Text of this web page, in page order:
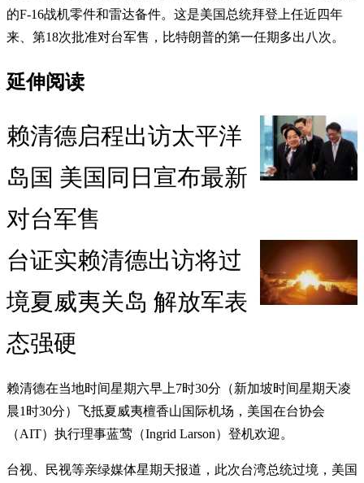
的F-16战机零件和雷达备件。这是美国总统拜登上任近四年
来、第18次批准对台军售，比特朗普的第一任期多出八次。
延伸阅读
赖清德启程出访太平洋
岛国 美国同日宣布最新
对台军售
台证实赖清德出访将过
境夏威夷关岛 解放军表
态强硬
赖清德在当地时间星期六早上7时30分（新加坡时间星期天凌
晨1时30分）飞抵夏威夷檀香山国际机场，美国在台协会
（AIT）执行理事蓝莺（Ingrid Larson）登机欢迎。
台视、民视等亲绿媒体星期天报道，此次台湾总统过境，美国